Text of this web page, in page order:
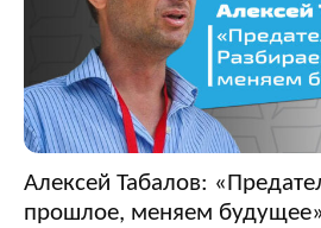
Алексей Табалов:
прошлое, меняем будущее»